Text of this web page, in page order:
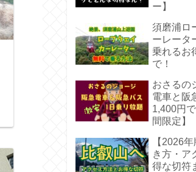
ー】
須磨浦ロ
ーレータ
乗れるお
で！
おさるの
電車と阪
1,400円
間限定】
【2026
き方・ア
得な切符